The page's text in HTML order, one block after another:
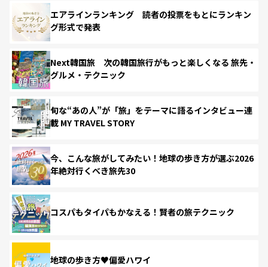
エアラインランキング 読者の投票をもとにランキン
グ形式で発表
Next韓国旅 次の韓国旅行がもっと楽しくなる 旅先・
グルメ・テクニック
旬な“あの人”が「旅」をテーマに語るインタビュー連
載 MY TRAVEL STORY
今、こんな旅がしてみたい！地球の歩き方が選ぶ2026
年絶対行くべき旅先30
コスパもタイパもかなえる！賢者の旅テクニック
地球の歩き方♥偏愛ハワイ